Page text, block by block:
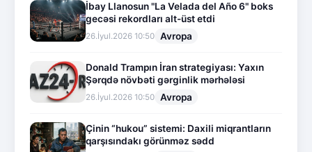
İbay Llanosun "La Velada del Año 6" boks
gecəsi rekordları alt-üst etdi
26.İyul.2026 10:50 Avropa
Donald Trampın İran strategiyası: Yaxın
Şərqdə növbəti gərginlik mərhələsi
26.İyul.2026 10:50 Avropa
Çinin “hukou” sistemi: Daxili miqrantların
qarşısındakı görünməz sədd